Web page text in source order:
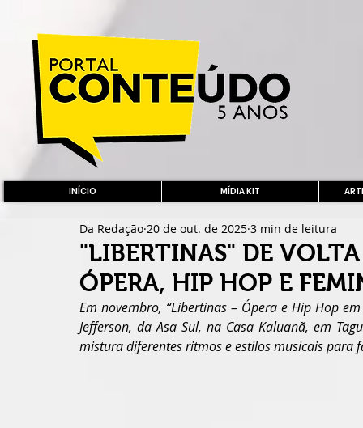
INÍCIO MÍDIA KIT
"LIBERTINAS" DE
ÓPERA, HIP HOP E
Da Redação 20 de out. de 2025 3 min de leitura
Em novembro, “Libertinas – Ópera e Hip Hop
Jefferson, da Asa Sul, na Casa Kaluanã, em
mistura diferentes ritmos e estilos musicais para